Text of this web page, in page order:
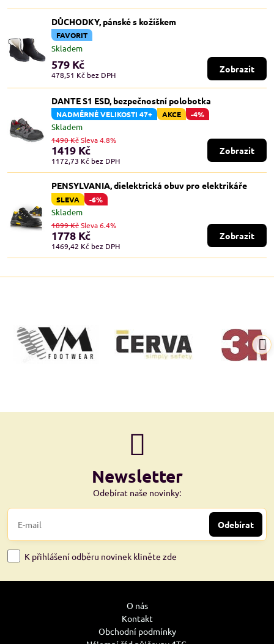
DŮCHODKY, pánské s kožíškem
FAVORIT
Skladem
579 Kč
478,51 Kč bez DPH
Zobrazit
DANTE S1 ESD, bezpečnostní polobotka
NADMĚRNÉ VELIKOSTI 47+ AKCE -4%
Skladem
1419 Kč
1172,73 Kč bez DPH
1490 KčSleva 4.8%
Zobrazit
PENSYLVANIA, dielektrická obuv pro elektrikáře
SLEVA -6%
Skladem
1778 Kč
1469,42 Kč bez DPH
1899 KčSleva 6.4%
Zobrazit
Newsletter
Odebírat naše novinky:
Odebírat
K přihlášení odběru novinek kliněte zde
O nás
Kontakt
Obchodní podmínky